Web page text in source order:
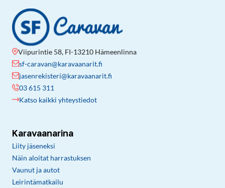
Viipurintie 58, FI-13210 Hämeenlinna
sf-caravan@karavaanarit.fi
jasenrekisteri@karavaanarit.fi
03 615 311
Katso kaikki yhteystiedot
Karavaanarina
Liity jäseneksi
Näin aloitat harrastuksen
Vaunut ja autot
Leirintämatkailu